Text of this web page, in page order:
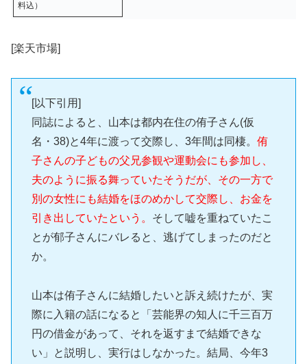
料込）
[楽天市場]
[以下引用]
同誌によると、山本は都内在住の侑子さん(仮
名・38)と4年に渡って交際し、3年間は同棲。 侑
子さんの子どもの父兄参観や運動会にも参加し、
夫のように振る舞っていたそうだが、その一方で
別の女性にも結婚をほのめかして交際し、お金を
引き出していたという。 そして嘘を重ねていたこ
とが郁子さんにバレると、逃げてしまったのだと
か。
山本は侑子さんに結婚したいと訴え続けたが、実
際に入籍の話になると「芸能界の知人に千三百万
円の借金があって、それを返すまで結婚できな
い」と説明し、実行はしなかった。結局、今年3